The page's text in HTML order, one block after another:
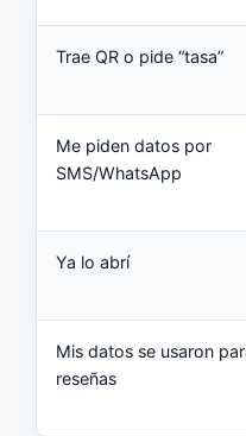
Trae QR o pide “tasa”
Me piden datos por
SMS/WhatsApp
Ya lo abrí
Mis datos se usaron
reseñas